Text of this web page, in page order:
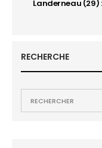
Landerneau (29)
RECHERCHE